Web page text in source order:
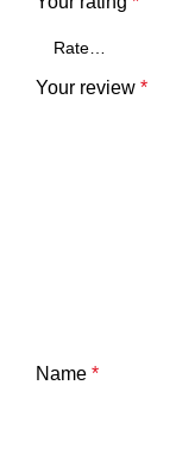
Your review *
Name *